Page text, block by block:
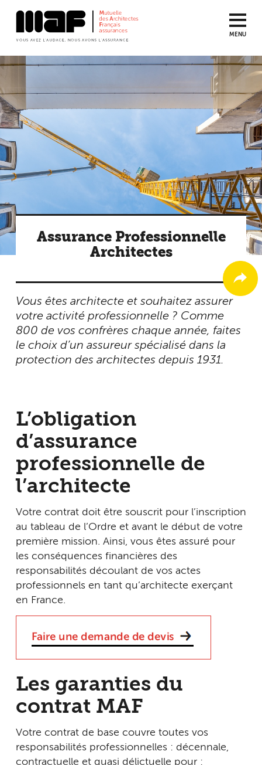
Aller
contenu
principal
MENU
Assurance Professionnelle
Architectes
Vous êtes architecte et souhaitez assurer
votre activité professionnelle ? Comme
800 de vos confrères chaque année, faites
le choix d’un assureur spécialisé dans la
protection des architectes depuis 1931.
L’obligation
d’assurance
professionnelle de
l’architecte
Votre contrat doit être souscrit pour l’inscription
au tableau de l’Ordre et avant le début de votre
première mission. Ainsi, vous êtes assuré pour
les conséquences financières des
responsabilités découlant de vos actes
professionnels en tant qu’architecte exerçant
en France.
Les garanties du
contrat MAF
Votre contrat de base couvre toutes vos
responsabilités professionnelles : décennale,
contractuelle et quasi délictuelle pour :